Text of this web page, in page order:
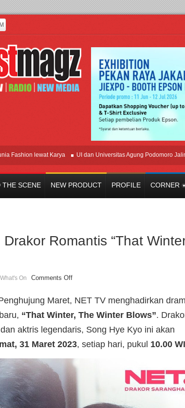
lewat Karya UI dan Universitas Agung Podomoro Jalin
THE SCENE NEW PRODUCT PROFILE CORNER
Romantis “That
What's On Comments Off
Maret, NET TV menghadirkan
“That Winter, The Winter Blows”.
aktris legendaris, Song Hye Kyo ini akan
31 Maret 2023, setiap hari, pukul 10.00